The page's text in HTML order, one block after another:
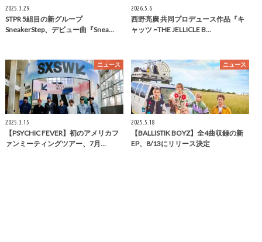
2025.3.29
STPR 5組目の新グループ
SneakerStep、デビュー曲『Snea…
2026.5.6
西野亮廣 共同プロデュース作品『キ
ャッツ ~THE JELLICLE B…
ニュース
2025.3.15
【PSYCHIC FEVER】初のアメリカフ
ァンミーティングツアー、7月…
ニュース
2025.5.18
【BALLISTIK BOYZ】全4曲収録の新
EP、8/13にリリース決定